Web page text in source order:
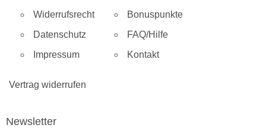
Widerrufsrecht
Datenschutz
Impressum
Bonuspunkte
FAQ/Hilfe
Kontakt
Vertrag widerrufen
Newsletter